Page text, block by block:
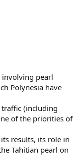
involving pearl
Polynesia have
(including
of the priorities of
results, its role in
Tahitian pearl on